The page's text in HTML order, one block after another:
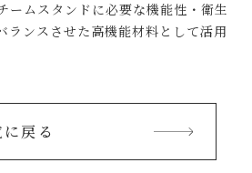
ームスタンドに必要な機能性・衛生
ランスさせた高機能材料として活用
戻る